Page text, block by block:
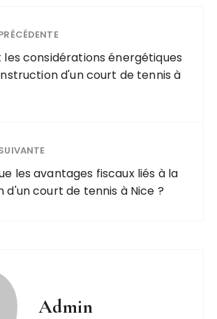
les considérations énergétiques
d'un court de tennis à
les avantages fiscaux liés à la
court de tennis à Nice ?
Admin